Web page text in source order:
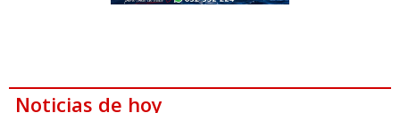
Noticias de hoy